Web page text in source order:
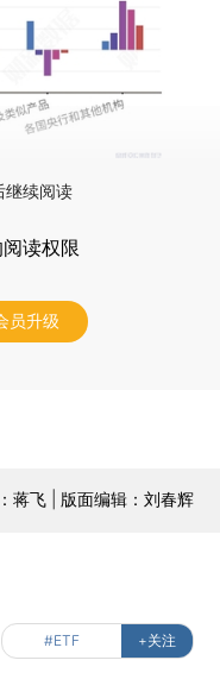
继续阅读
读权限
员升级
蒋飞 | 版面编辑：刘春辉
#ETF +关注